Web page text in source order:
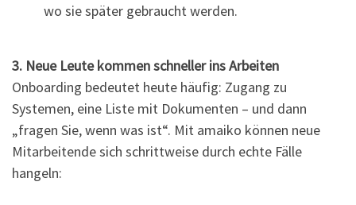
wo sie später gebraucht werden.
3. Neue Leute kommen schneller ins Arbeiten
Onboarding bedeutet heute häufig: Zugang zu
Systemen, eine Liste mit Dokumenten – und dann
„fragen Sie, wenn was ist“. Mit amaiko können neue
Mitarbeitende sich schrittweise durch echte Fälle
hangeln: